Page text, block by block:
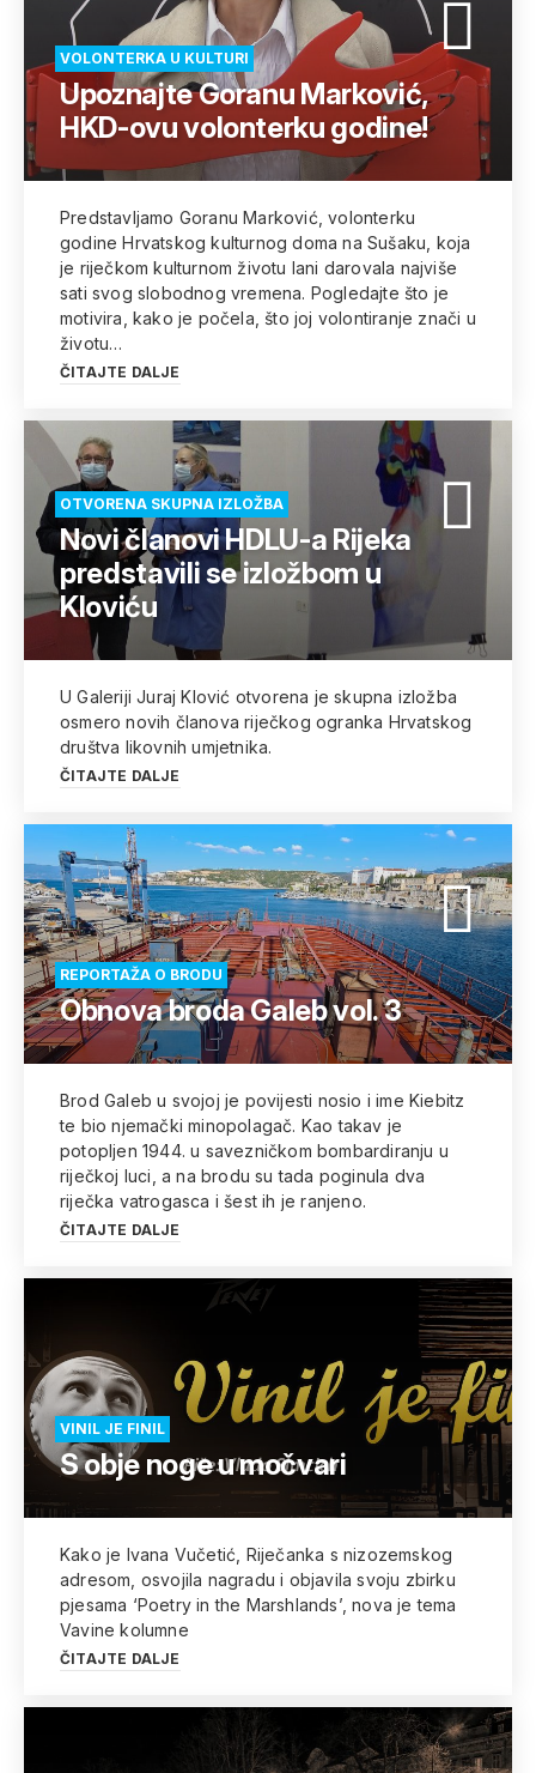
VOLONTERKA U KULTURI
Upoznajte Goranu Marković,
HKD-ovu volonterku godine!
Predstavljamo Goranu Marković, volonterku
godine Hrvatskog kulturnog doma na Sušaku, koja
je riječkom kulturnom životu lani darovala najviše
sati svog slobodnog vremena. Pogledajte što je
motivira, kako je počela, što joj volontiranje znači u
životu…
ČITAJTE DALJE
OTVORENA SKUPNA IZLOŽBA
Novi članovi HDLU-a Rijeka
predstavili se izložbom u
Kloviću
U Galeriji Juraj Klović otvorena je skupna izložba
osmero novih članova riječkog ogranka Hrvatskog
društva likovnih umjetnika.
ČITAJTE DALJE
REPORTAŽA O BRODU
Obnova broda Galeb vol. 3
Brod Galeb u svojoj je povijesti nosio i ime Kiebitz
te bio njemački minopolagač. Kao takav je
potopljen 1944. u savezničkom bombardiranju u
riječkoj luci, a na brodu su tada poginula dva
riječka vatrogasca i šest ih je ranjeno.
ČITAJTE DALJE
VINIL JE FINIL
S obje noge u močvari
Kako je Ivana Vučetić, Riječanka s nizozemskog
adresom, osvojila nagradu i objavila svoju zbirku
pjesama ‘Poetry in the Marshlands’, nova je tema
Vavine kolumne
ČITAJTE DALJE